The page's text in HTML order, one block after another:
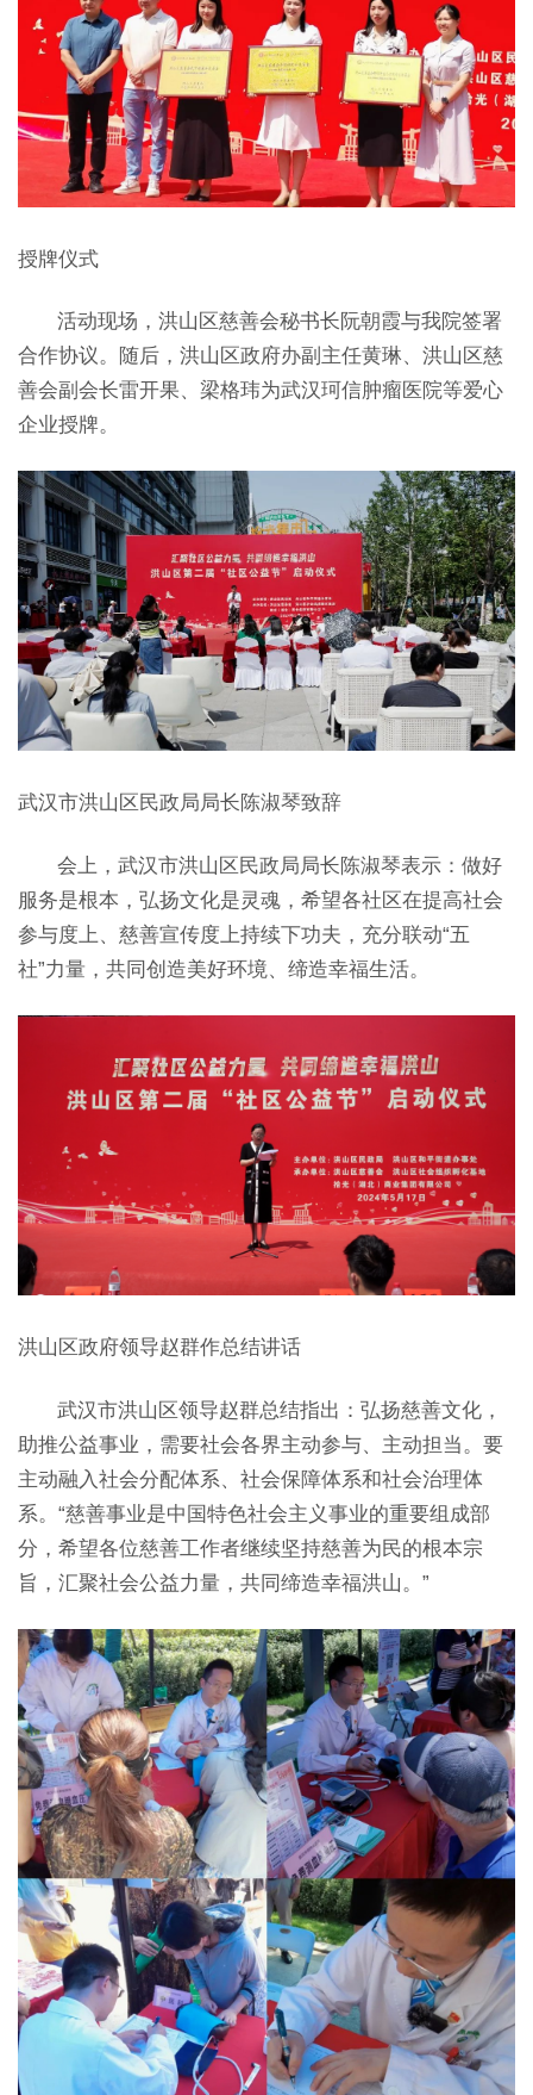
授牌仪式
活动现场，洪山区慈善会秘书长阮朝霞与我院签署
合作协议。随后，洪山区政府办副主任黄琳、洪山区慈
善会副会长雷开果、梁格玮为武汉珂信肿瘤医院等爱心
企业授牌。
武汉市洪山区民政局局长陈淑琴致辞
会上，武汉市洪山区民政局局长陈淑琴表示：做好
服务是根本，弘扬文化是灵魂，希望各社区在提高社会
参与度上、慈善宣传度上持续下功夫，充分联动“五
社”力量，共同创造美好环境、缔造幸福生活。
洪山区政府领导赵群作总结讲话
武汉市洪山区领导赵群总结指出：弘扬慈善文化，
助推公益事业，需要社会各界主动参与、主动担当。要
主动融入社会分配体系、社会保障体系和社会治理体
系。“慈善事业是中国特色社会主义事业的重要组成部
分，希望各位慈善工作者继续坚持慈善为民的根本宗
旨，汇聚社会公益力量，共同缔造幸福洪山。”